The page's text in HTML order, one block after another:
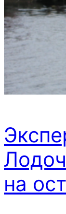
на